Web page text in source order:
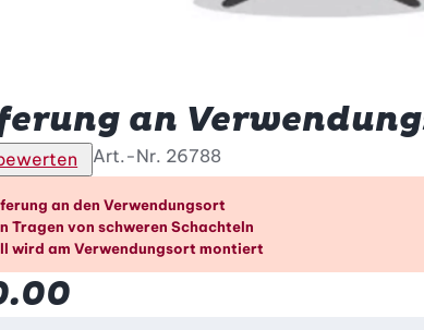
an
Art.-Nr. 26788
Vorteile im Überblick
an den Verwendungsort
Tragen von schweren Schachteln
wird am Verwendungsort montiert